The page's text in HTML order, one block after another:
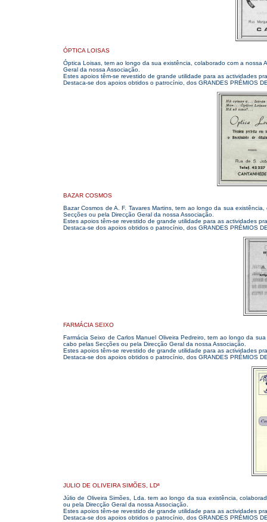
ÓPTICA LOISAS
Óptica Loisas, tem ao longo da sua existência, colaborado com a
Geral da nossa Associação.
Estes apoios têm-se revestido de grande utilidade para as actividades
Destaca-se dos apoios obtidos o patrocínio, dos GRANDES PRÉMIOS
BAZAR COSMOS
Bazar Cosmos de A. F. Tavares Martins, tem ao longo da sua
Secções ou pela Direcção Geral da nossa Associação.
Estes apoios têm-se revestido de grande utilidade para as actividades
Destaca-se dos apoios obtidos o patrocínio, dos GRANDES PRÉMIOS
FARMÁCIA SEIXO
Farmácia Seixo de Carlos Manuel Oliveira Pedreiro, tem ao longo da
cabo pelas Secções ou pela Direcção Geral da nossa Associação.
Estes apoios têm-se revestido de grande utilidade para as actividades
Destaca-se dos apoios obtidos o patrocínio, dos GRANDES PRÉMIOS
JULIO DE OLIVEIRA SIMÕES, LDª
Júlio de Oliveira Simões, Lda. tem ao longo da sua existência,
ou pela Direcção Geral da nossa Associação.
Estes apoios têm-se revestido de grande utilidade para as actividades
Destaca-se dos apoios obtidos o patrocínio, dos GRANDES PRÉMIOS